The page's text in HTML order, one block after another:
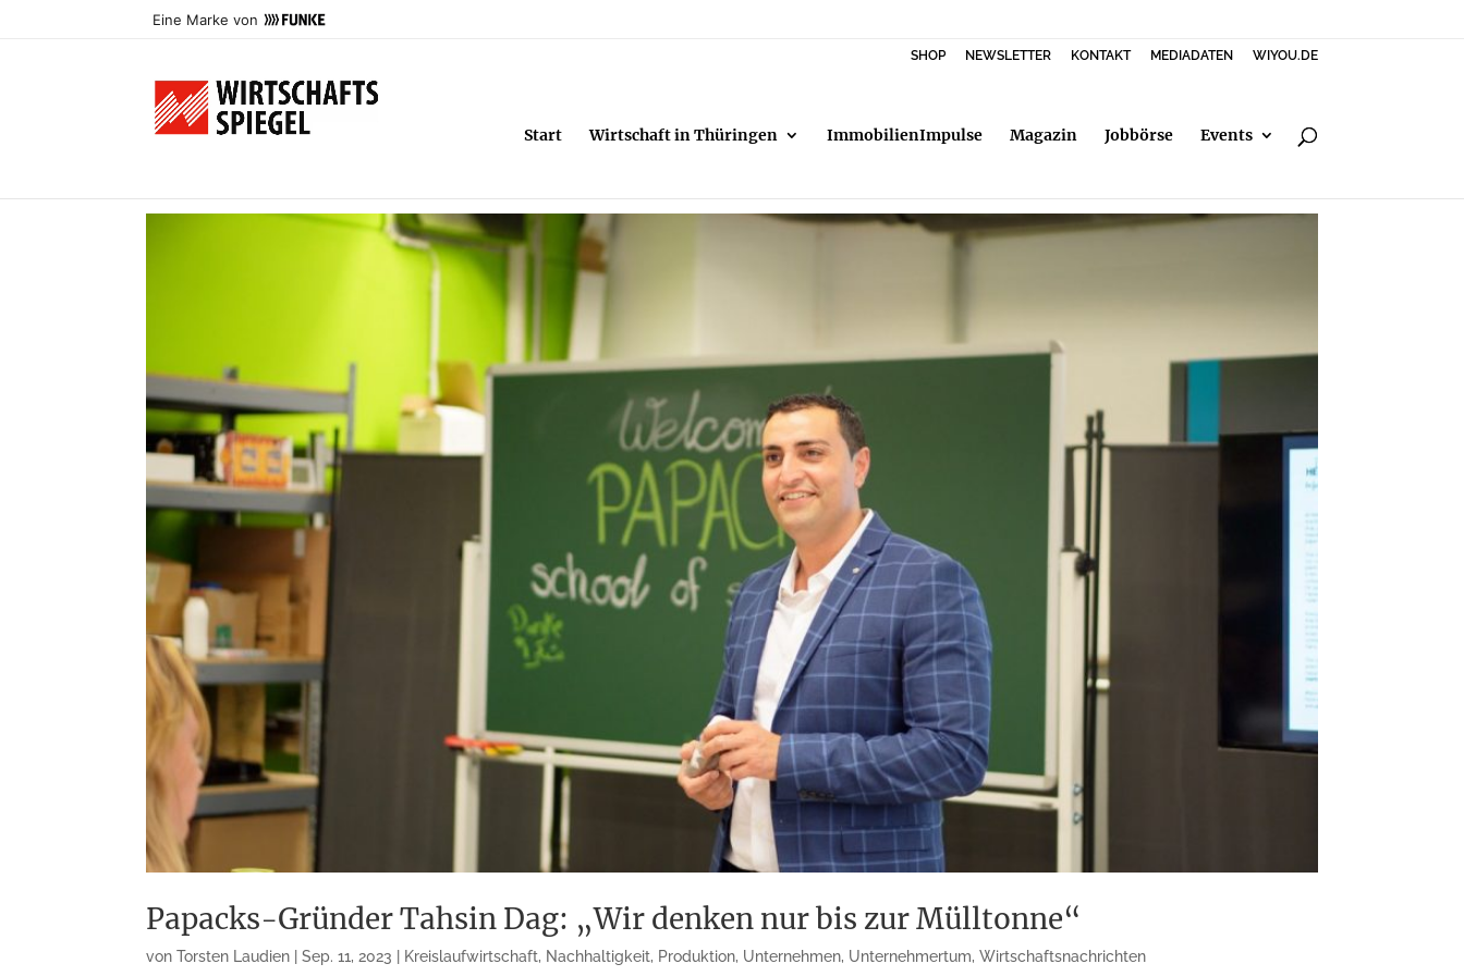
Eine Marke von
SHOP NEWSLETTER KONTAKT MEDIADATEN WIYOU.DE
Start Wirtschaft in Thüringen ImmobilienImpulse Magazin Jobbörse Events
Papacks-Gründer Tahsin Dag: „Wir denken nur bis zur Mülltonne“
vonTorsten Laudien |Sep. 11, 2023 | Kreislaufwirtschaft, Nachhaltigkeit, Produktion, Unternehmen, Unternehmertum,Wirtschaftsnachrichten